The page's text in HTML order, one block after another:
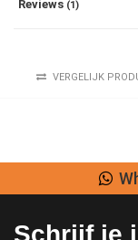
Reviews (1)
VERGELIJK